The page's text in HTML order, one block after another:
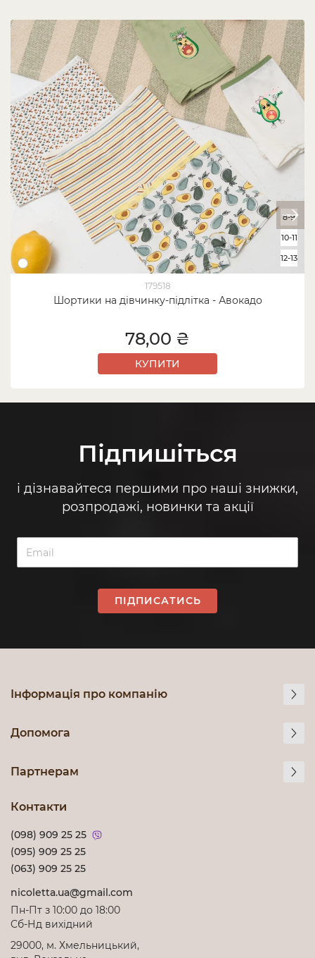
179518
Шортики на дівчинку-підлітка - Авокадо
8-9
10-11
12-13
78,00 ₴
КУПИТИ
Підпишіться
і дізнавайтеся першими про наші знижки,
розпродажі, новинки та акції
ПІДПИСАТИСЬ
Інформація про компанію
Допомога
Партнерам
Контакти
(098) 909 25 25
(095) 909 25 25
(063) 909 25 25
nicoletta.ua@gmail.com
Пн-Пт з 10:00 до 18:00
Cб-Нд вихідний
29000, м. Хмельницький,